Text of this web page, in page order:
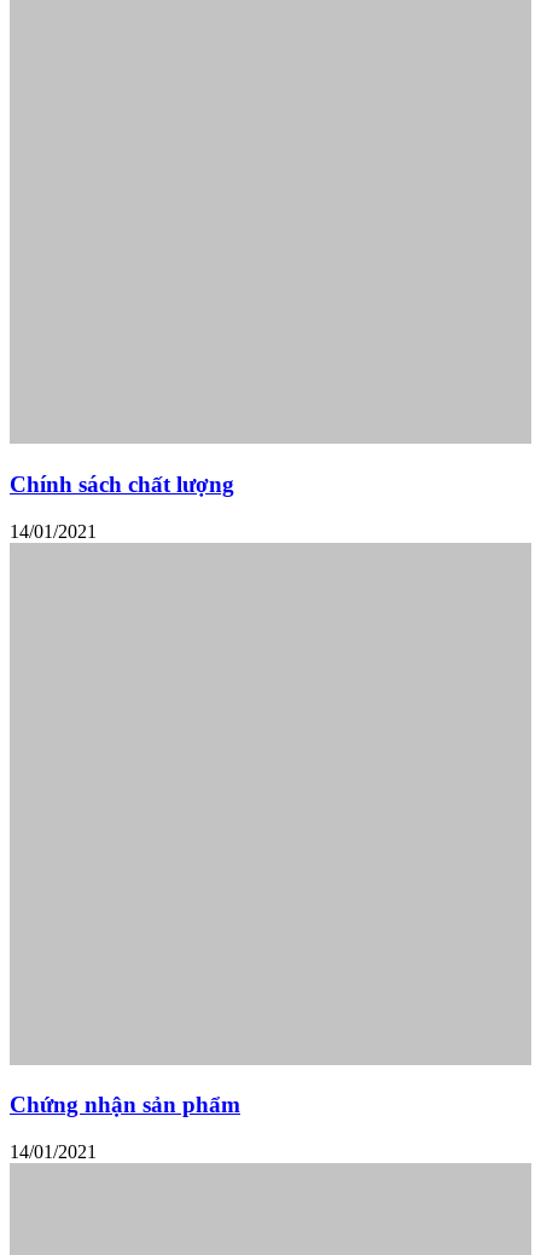
Chính sách chất lượng
14/01/2021
Chứng nhận sản phẩm
14/01/2021